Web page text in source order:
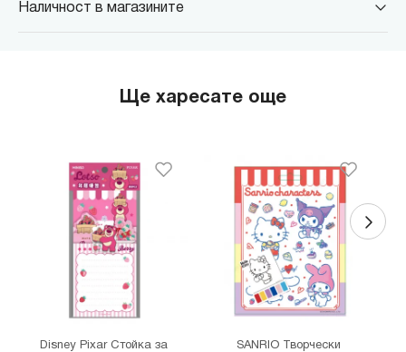
Наличност в магазините
MINISO Сердика Център
гр. София, бул."Околовръстен път" №214, София Ринг Мол, ниво
MINISO Денкоглу
гр. София, ул."Денкоглу" №44
MINISO Витоша
гр. София, бул."Витоша" №57
THE MALL
Ще харесате още
Disney Pixar Стойка за
SANRIO Творчески